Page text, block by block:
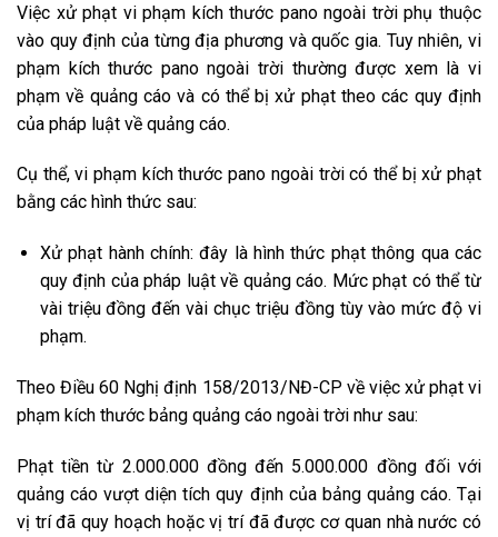
Việc xử phạt vi phạm kích thước pano ngoài trời phụ thuộc
vào quy định của từng địa phương và quốc gia. Tuy nhiên, vi
phạm kích thước pano ngoài trời thường được xem là vi
phạm về quảng cáo và có thể bị xử phạt theo các quy định
của pháp luật về quảng cáo.
Cụ thể, vi phạm kích thước pano ngoài trời có thể bị xử phạt
bằng các hình thức sau:
Xử phạt hành chính: đây là hình thức phạt thông qua các
quy định của pháp luật về quảng cáo. Mức phạt có thể từ
vài triệu đồng đến vài chục triệu đồng tùy vào mức độ vi
phạm.
Theo Điều 60 Nghị định 158/2013/NĐ-CP về việc xử phạt vi
phạm kích thước bảng quảng cáo ngoài trời như sau:
Phạt tiền từ 2.000.000 đồng đến 5.000.000 đồng đối với
quảng cáo vượt diện tích quy định của bảng quảng cáo. Tại
vị trí đã quy hoạch hoặc vị trí đã được cơ quan nhà nước có